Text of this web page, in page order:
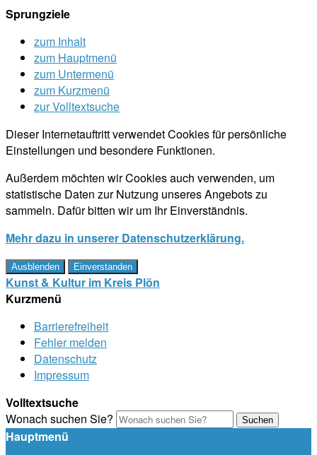
Sprungziele
zum Inhalt
zum Hauptmenü
zum Untermenü
zum Kurzmenü
zur Volltextsuche
Dieser Internetauftritt verwendet Cookies für persönliche
Einstellungen und besondere Funktionen.
Außerdem möchten wir Cookies auch verwenden, um
statistische Daten zur Nutzung unseres Angebots zu
sammeln. Dafür bitten wir um Ihr Einverständnis.
Mehr dazu in unserer Datenschutzerklärung.
Ausblenden Einverstanden
Kunst & Kultur im Kreis Plön
Kurzmenü
Barrierefreiheit
Fehler melden
Datenschutz
Impressum
Volltextsuche
Wonach suchen Sie?
Suchen
Hauptmenü